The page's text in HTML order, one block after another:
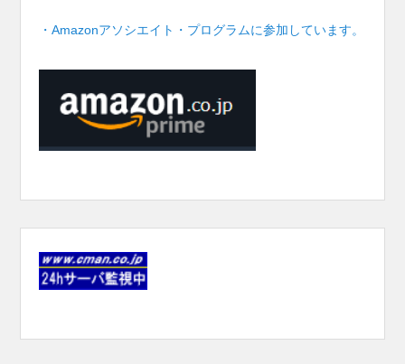
・Amazonアソシエイト・プログラムに参加しています。